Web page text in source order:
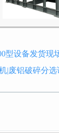
型设备发货现
|废铝破碎分选